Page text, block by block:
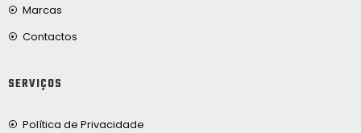
Marcas
Contactos
SERVIÇOS
Política de Privacidade